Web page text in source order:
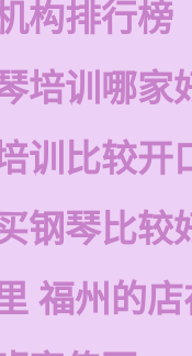
构排行榜
培训哪家
训比较开
钢琴比较
福州的